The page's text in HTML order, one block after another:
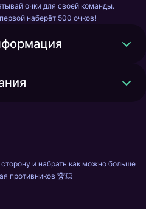
очки для своей команды.
наберёт 500 очков!
и набрать как можно больше
противников 🏆💥